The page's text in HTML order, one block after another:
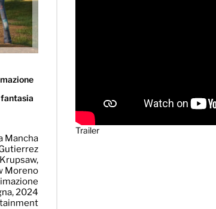
fantasia
Mancha
Moreno
2024
Trailer